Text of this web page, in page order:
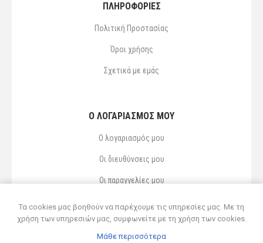
ΠΛΗΡΟΦΟΡΙΕΣ
Πολιτική Προστασίας
Όροι χρήσης
Σχετικά με εμάς
Ο ΛΟΓΑΡΙΑΣΜΌΣ ΜΟΥ
Ο λογαριασμός μου
Οι διευθύνσεις μου
Οι παραγγελίες μου
Τα cookies μας βοηθούν να παρέχουμε τις υπηρεσίες μας. Με τη
χρήση των υπηρεσιών μας, συμφωνείτε με τη χρήση των cookies.
Μάθε περισσότερα